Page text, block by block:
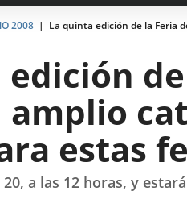
2008 La quinta edición de la Feria
estas
a las 12 horas, y